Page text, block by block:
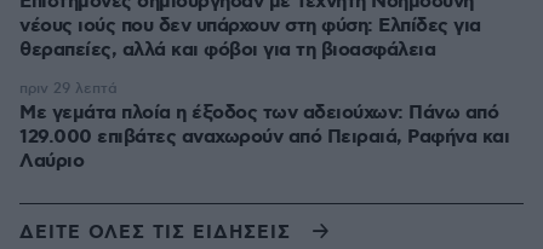
νέους ιούς που δεν υπάρχουν στη φύση: Ελπίδες για
θεραπείες, αλλά και φόβοι για τη βιοασφάλεια
Με γεμάτα πλοία η έξοδος των αδειούχων: Πάνω από
129.000 επιβάτες αναχωρούν από Πειραιά, Ραφήνα και
Λαύριο
πριν 29 λεπτά
ΔΕΙΤΕ ΟΛΕΣ ΤΙΣ ΕΙΔΗΣΕΙΣ